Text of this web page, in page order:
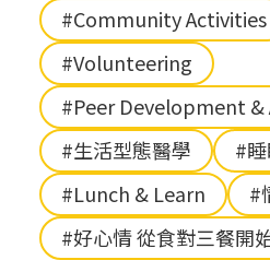
#Community Activities
#Volunteering
#Peer Development &
#生活型態醫學
#
#Lunch & Learn
#
#好心情 從食對三餐開